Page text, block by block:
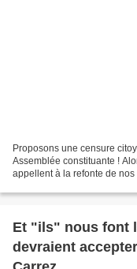
Proposons une censure
Assemblée constituante !
appellent à la refonte de
Et "ils" nous font
devraient